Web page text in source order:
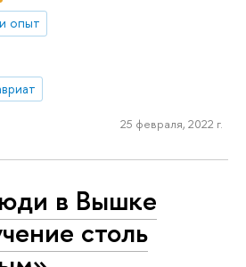
опыт
25 февраля, 2022 г.
в Вышке
столь